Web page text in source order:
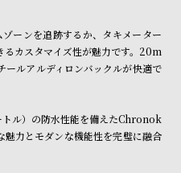
ーンを追跡するか、タキメーター
カスタマイズ性が魅力です。20m
ルアルディロンバックルが快適で
ル）の防水性能を備えたChronok
力とモダンな機能性を完璧に融合